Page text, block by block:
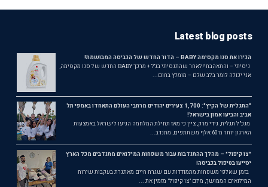
Latest blog posts
הכירו את סנו מקסימה BABY – הדור החדש של הכביסה המבושמת!
ניסיתי – והתאהבתי!לאחר שהתנסיתי בג'ל + מרכך BABY החדש של סנו מקסימה,
אני יכולה לומר בלב שלם – מומלץ בחום...
"התגלית של הקיץ": 1,700 צעירים יהודים מרחבי העולם התאחדו באמפי תל
אביב והביעו אמון בישראל!
מנכ"ל תגלית, גידי מרק, ציין כי מאז תחילת המלחמה הגיעו לישראל באמצעות
הארגון יותר מ־60 אלף משתתפים, מתנדב...
"צו קיפול" – מהלך ההתנדבות עבור משפחות המילואים מתנדבים מכל הארץ
יסייעו בטיפול בכביסה!
בזמן שאלפי משפחות מתמודדות עם שגרת חיים מאתגרת בעקבות שירות
המילואים הממושך, מיזם "צו קיפול" מזמין את ...